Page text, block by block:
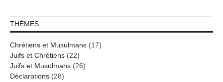
THÈMES
Chrétiens et Musulmans (17)
Juifs et Chrétiens (22)
Juifs et Musulmans (26)
Déclarations (28)